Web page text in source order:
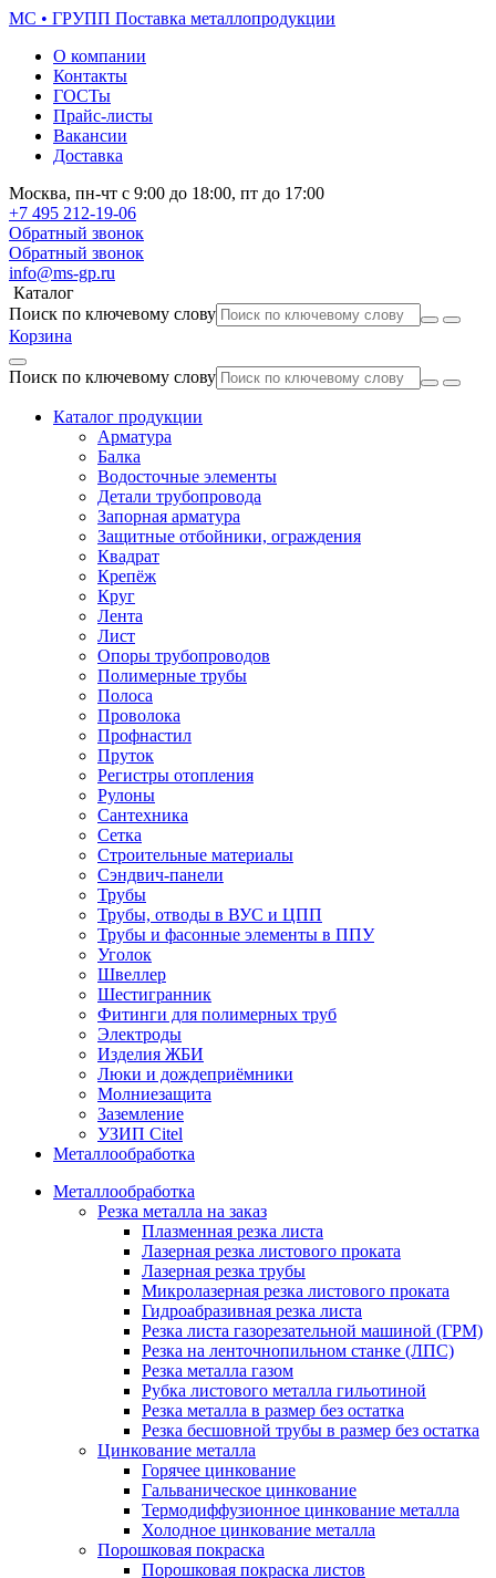
МС • ГРУПП Поставка металлопродукции
О компании
Контакты
ГОСТы
Прайс-листы
Вакансии
Доставка
Москва, пн-чт с 9:00 до 18:00, пт до 17:00
+7 495 212-19-06
Обратный звонок
Обратный звонок
info@ms-gp.ru
Каталог
Поиск по ключевому слову
Корзина
Поиск по ключевому слову
Каталог продукции
Арматура
Балка
Водосточные элементы
Детали трубопровода
Запорная арматура
Защитные отбойники, ограждения
Квадрат
Крепёж
Круг
Лента
Лист
Опоры трубопроводов
Полимерные трубы
Полоса
Проволока
Профнастил
Пруток
Регистры отопления
Рулоны
Сантехника
Сетка
Строительные материалы
Сэндвич-панели
Трубы
Трубы, отводы в ВУС и ЦПП
Трубы и фасонные элементы в ППУ
Уголок
Швеллер
Шестигранник
Фитинги для полимерных труб
Электроды
Изделия ЖБИ
Люки и дождеприёмники
Молниезащита
Заземление
УЗИП Citel
Металлообработка
Металлообработка
Резка металла на заказ
Плазменная резка листа
Лазерная резка листового проката
Лазерная резка трубы
Микролазерная резка листового проката
Гидроабразивная резка листа
Резка листа газорезательной машиной (ГРМ)
Резка на ленточнопильном станке (ЛПС)
Резка металла газом
Рубка листового металла гильотиной
Резка металла в размер без остатка
Резка бесшовной трубы в размер без остатка
Цинкование металла
Горячее цинкование
Гальваническое цинкование
Термодиффузионное цинкование металла
Холодное цинкование металла
Порошковая покраска
Порошковая покраска листов